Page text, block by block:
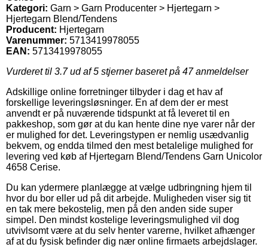
Kategori: Garn > Garn Producenter > Hjertegarn >
Hjertegarn Blend/Tendens
Producent: Hjertegarn
Varenummer: 5713419978055
EAN: 5713419978055
Vurderet til 3.7ud af 5 stjerner baseret på 47anmeldelser
Adskillige online forretninger tilbyder i dag et hav af
forskellige leveringsløsninger. En af dem der er mest
anvendt er på nuværende tidspunkt at få leveret til en
pakkeshop, som gør at du kan hente dine nye varer når der
er mulighed for det. Leveringstypen er nemlig usædvanlig
bekvem, og endda tilmed den mest betalelige mulighed for
levering ved køb af Hjertegarn Blend/Tendens Garn Unicolor
4658 Cerise.
Du kan ydermere planlægge at vælge udbringning hjem til
hvor du bor eller ud på dit arbejde. Muligheden viser sig tit
en tak mere bekostelig, men på den anden side super
simpel. Den mindst kostelige leveringsmulighed vil dog
utvivlsomt være at du selv henter varerne, hvilket afhænger
af at du fysisk befinder dig nær online firmaets arbejdslager.